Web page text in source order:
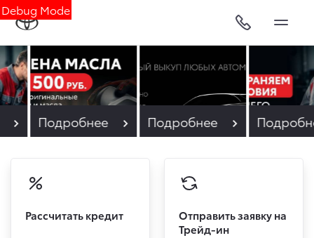
Debug Mode
Подробнее Подробнее
Рассчитать кредит
Отправить заявку на
Трейд-ин